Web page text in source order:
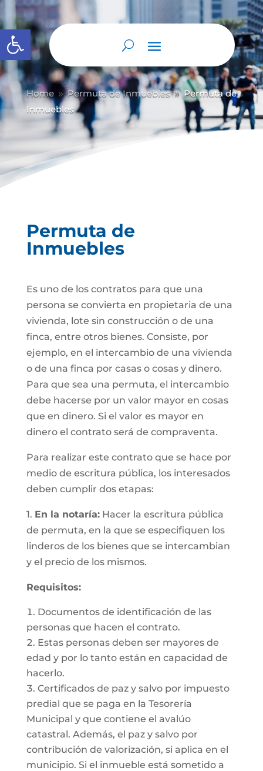
Abrir barra de herramientas
Home 9 Permuta de Inmuebles 9 Permuta de
Inmuebles
Permuta de
Inmuebles
Es uno de los contratos para que una
persona se convierta en propietaria de una
vivienda, lote sin construcción o de una
finca, entre otros bienes. Consiste, por
ejemplo, en el intercambio de una vivienda
o de una finca por casas o cosas y dinero.
Para que sea una permuta, el intercambio
debe hacerse por un valor mayor en cosas
que en dinero. Si el valor es mayor en
dinero el contrato será de compraventa.
Para realizar este contrato que se hace por
medio de escritura pública, los interesados
deben cumplir dos etapas:
1. En la notaría:Hacer la escritura pública
de permuta, en la que se especifiquen los
linderos de los bienes que se intercambian
y el precio de los mismos.
Requisitos:
Documentos de identificación de las
personas que hacen el contrato.
Estas personas deben ser mayores de
edad y por lo tanto están en capacidad de
hacerlo.
Certificados de paz y salvo por impuesto
predial que se paga en la Tesorería
Municipal y que contiene el avalúo
catastral. Además, el paz y salvo por
contribución de valorización, si aplica en el
municipio. Si el inmueble está sometido a